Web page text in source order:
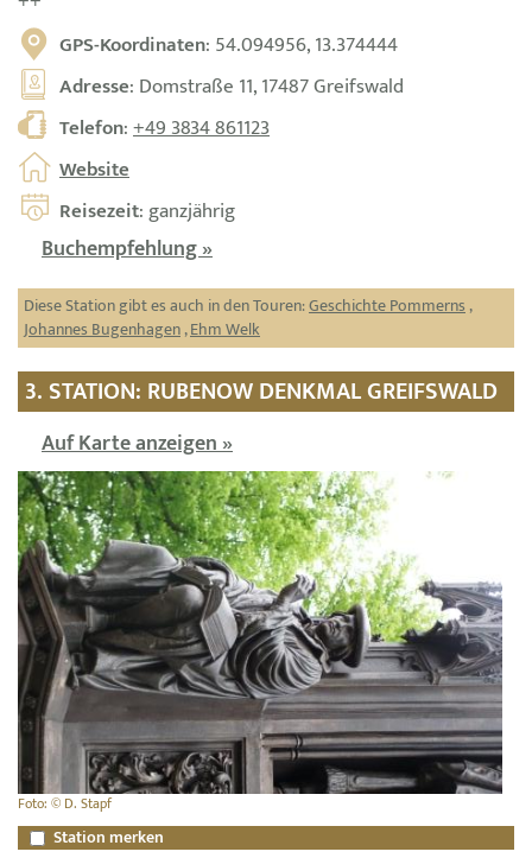
GPS-Koordinaten: 54.094956, 13.374444
Adresse: Domstraße 11, 17487 Greifswald
Telefon:+49 3834 861123
Website
Reisezeit: ganzjährig
Buchempfehlung »
Diese Station gibt es auch in den Touren:Geschichte Pommerns,
Johannes Bugenhagen,Ehm Welk
3. STATION: RUBENOW DENKMAL GREIFSWALD
Auf Karte anzeigen »
Foto: © D. Stapf
Station merken